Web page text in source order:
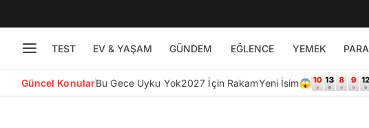
TEST EV & YAŞAM GÜNDEM EĞLENCE YEMEK PARA
Güncel KonularBu Gece Uyku Yok2027 İçin RakamYeni İsim😱